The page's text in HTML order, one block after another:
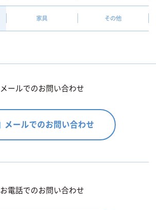
家具 その他
メールでのお問い合わせ
メールでのお問い合わせ
お電話でのお問い合わせ